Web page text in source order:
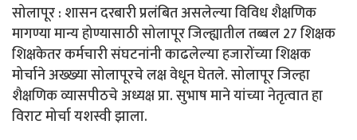
सोलापूर : शासन दरबारी प्रलंबित असलेल्या विविध शैक्षणिक
मागण्या मान्य होण्यासाठी सोलापूर जिल्ह्यातील तब्बल 27 शिक्षक
शिक्षकेतर कर्मचारी संघटनांनी काढलेल्या हजारोंच्या शिक्षक
मोर्चाने अख्ख्या सोलापूरचे लक्ष वेधून घेतले. सोलापूर जिल्हा
शैक्षणिक व्यासपीठचे अध्यक्ष प्रा. सुभाष माने यांच्या नेतृत्वात हा
विराट मोर्चा यशस्वी झाला.